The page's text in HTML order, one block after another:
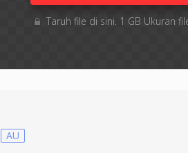
Taruh file di sini. 1 GB Ukuran
AU